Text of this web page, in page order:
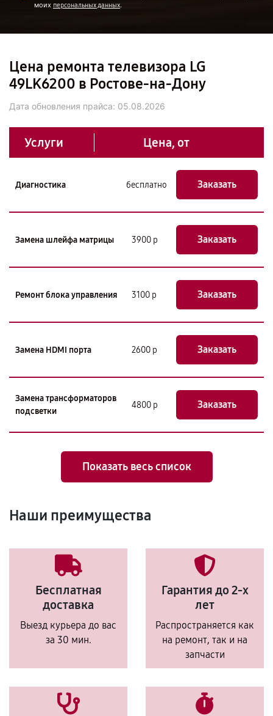
моих персональных данных.
Цена ремонта телевизора LG
49LK6200 в Ростове-на-Дону
Дата обновления прайса: 05.08.2026
Услуги Цена, от
Диагностика бесплатно Заказать
Замена шлейфа матрицы 3900 р Заказать
Ремонт блока управления 3100 р Заказать
Замена HDMI порта 2600 р Заказать
Замена трансформаторов
подсветки
4800 р Заказать
Показать весь список
Наши преимущества
Бесплатная
доставка
Выезд курьера до вас
за 30 мин.
Гарантия до 2-х
лет
Распространяется как
на ремонт, так и на
запчасти